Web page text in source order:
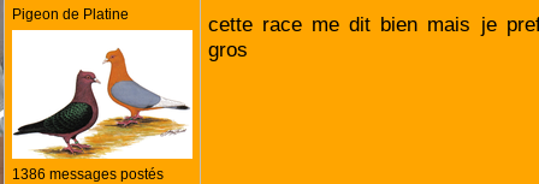
Pigeon de Platine
1386 messages postés
cette race me dit bien mais je
gros